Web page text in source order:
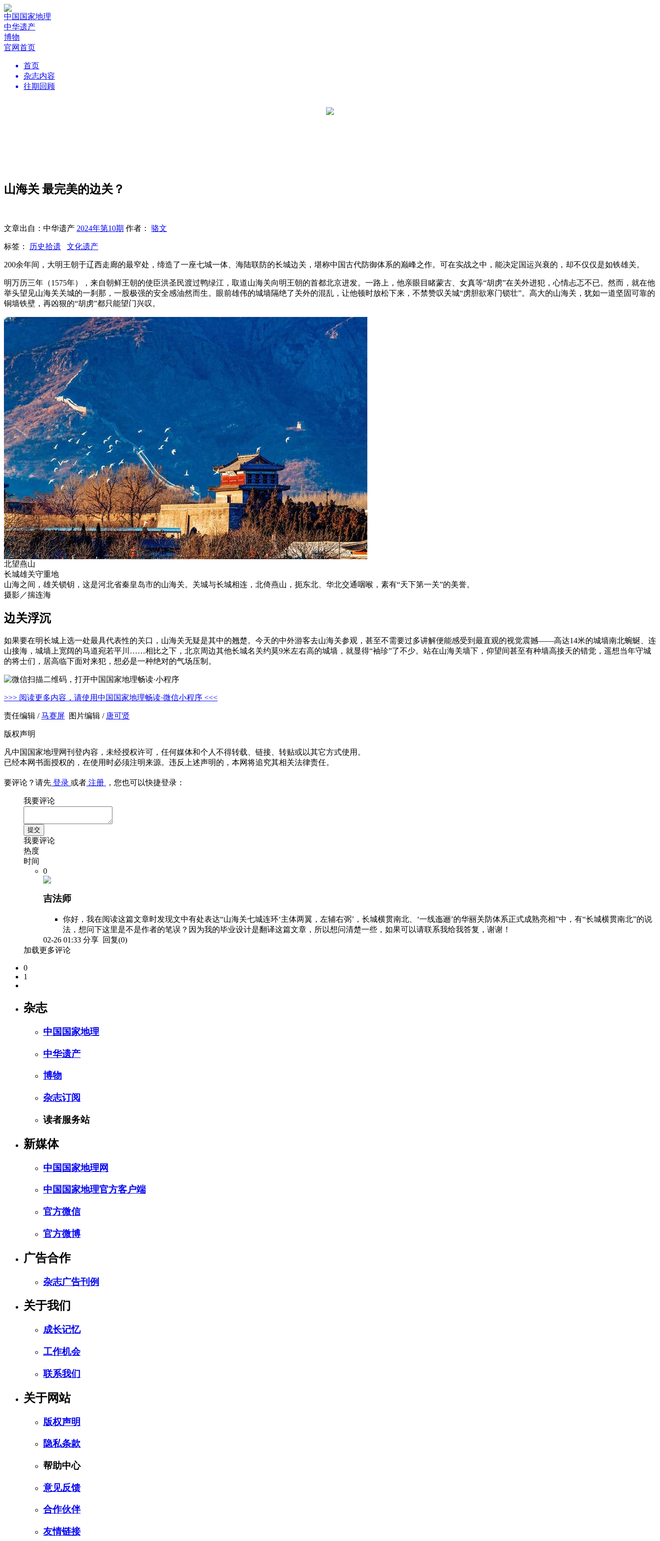
中国国家地理
中华遗产
博物
官网首页
首页
杂志内容
往期回顾
山海关 最完美的边关？
文章出自：中华遗产 2024年第10期 作者： 骆文
标签： 历史拾遗 文化遗产
200余年间，大明王朝于辽西走廊的最窄处，缔造了一座七城一体、海陆联防的长城边关，堪称中国古代防御体系的巅峰之作。可在实战之中，能决定国运兴衰的，却不仅仅是如铁雄关。
明万历三年（1575年），来自朝鲜王朝的使臣洪圣民渡过鸭绿江，取道山海关向明王朝的首都北京进发。一路上，他亲眼目睹蒙古、女真等“胡虏”在关外进犯，心情忐忑不已。然而，就在他
举头望见山海关关城的一刹那，一股极强的安全感油然而生。眼前雄伟的城墙隔绝了关外的混乱，让他顿时放松下来，不禁赞叹关城“虏胆欲寒门锁壮”。高大的山海关，犹如一道坚固可靠的
铜墙铁壁，再凶狠的“胡虏”都只能望门兴叹。
北望燕山
长城雄关守重地
山海之间，雄关锁钥，这是河北省秦皇岛市的山海关。关城与长城相连，北倚燕山，扼东北、华北交通咽喉，素有“天下第一关”的美誉。
摄影／揣连海
边关浮沉
如果要在明长城上选一处最具代表性的关口，山海关无疑是其中的翘楚。今天的中外游客去山海关参观，甚至不需要过多讲解便能感受到最直观的视觉震撼——高达14米的城墙南北蜿蜒、连
山接海，城墙上宽阔的马道宛若平川……相比之下，北京周边其他长城名关约莫9米左右高的城墙，就显得“袖珍”了不少。站在山海关墙下，仰望间甚至有种墙高接天的错觉，遥想当年守城
的将士们，居高临下面对来犯，想必是一种绝对的气场压制。
>>> 阅读更多内容，请使用中国国家地理畅读·微信小程序 <<<
责任编辑 /马赛屏 图片编辑 / 唐可贤
版权声明
凡中国国家地理网刊登内容，未经授权许可，任何媒体和个人不得转载、链接、转贴或以其它方式使用。
已经本网书面授权的，在使用时必须注明来源。违反上述声明的，本网将追究其相关法律责任。
要评论？请先 登录 或者 注册 ，您也可以快捷登录：
我要评论
我要评论
热度
时间
0
吉法师
你好，我在阅读这篇文章时发现文中有处表达“山海关七城连环‘主体两翼，左辅右弼’，长城横贯南北、‘一线迤逦’的华丽关防体系正式成熟亮相”中，有“长城横贯南北”的说
法，想问下这里是不是作者的笔误？因为我的毕业设计是翻译这篇文章，所以想问清楚一些，如果可以请联系我给我答复，谢谢！
02-26 01:33 分享 回复(0)
加载更多评论
0
1
杂志
中国国家地理
中华遗产
博物
杂志订阅
读者服务站
新媒体
中国国家地理网
中国国家地理官方客户端
官方微信
官方微博
广告合作
杂志广告刊例
关于我们
成长记忆
工作机会
联系我们
关于网站
版权声明
隐私条款
帮助中心
意见反馈
合作伙伴
友情链接